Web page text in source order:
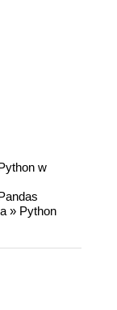
w
» Python